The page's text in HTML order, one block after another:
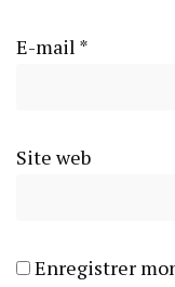
E-mail *
Site web
Enregistrer